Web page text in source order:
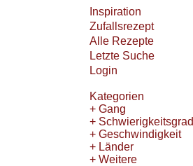
Inspiration
Zufallsrezept
Alle Rezepte
Letzte Suche
Login
Kategorien
+ Gang
+ Schwierigkeitsgrad
+ Geschwindigkeit
+ Länder
+ Weitere